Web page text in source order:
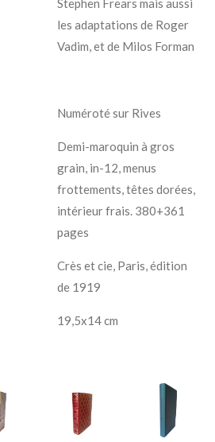
Stephen Frears mais aussi
les adaptations de Roger
Vadim, et de Milos Forman
Numéroté sur Rives
Demi-maroquin à gros
grain, in-12, menus
frottements, têtes dorées,
intérieur frais. 380+361
pages
Crès et cie, Paris, édition
de 1919
19,5x14 cm